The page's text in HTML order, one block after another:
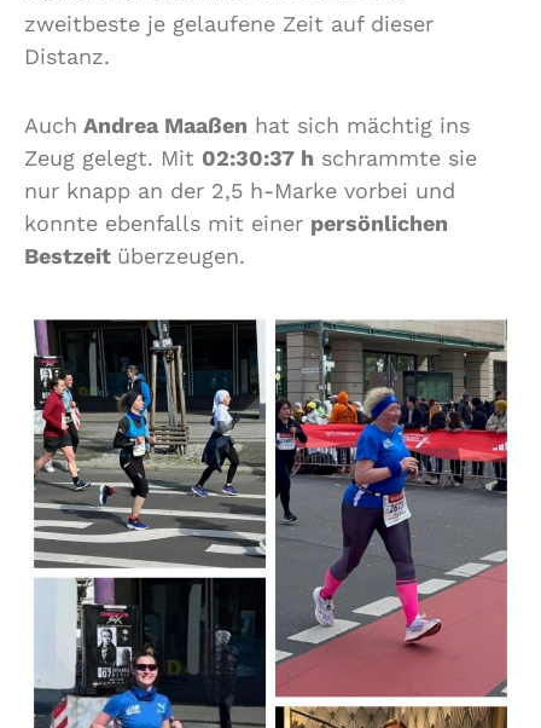
zweitbeste je gelaufene Zeit auf dieser
Distanz.
Auch Andrea Maaßen hat sich mächtig ins
Zeug gelegt. Mit 02:30:37 h schrammte sie
nur knapp an der 2,5 h-Marke vorbei und
konnte ebenfalls mit einer persönlichen
Bestzeit überzeugen.